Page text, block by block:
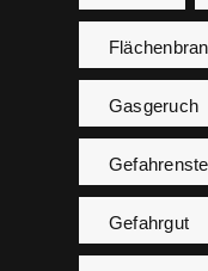
Gasgeruch
Gefahrgut